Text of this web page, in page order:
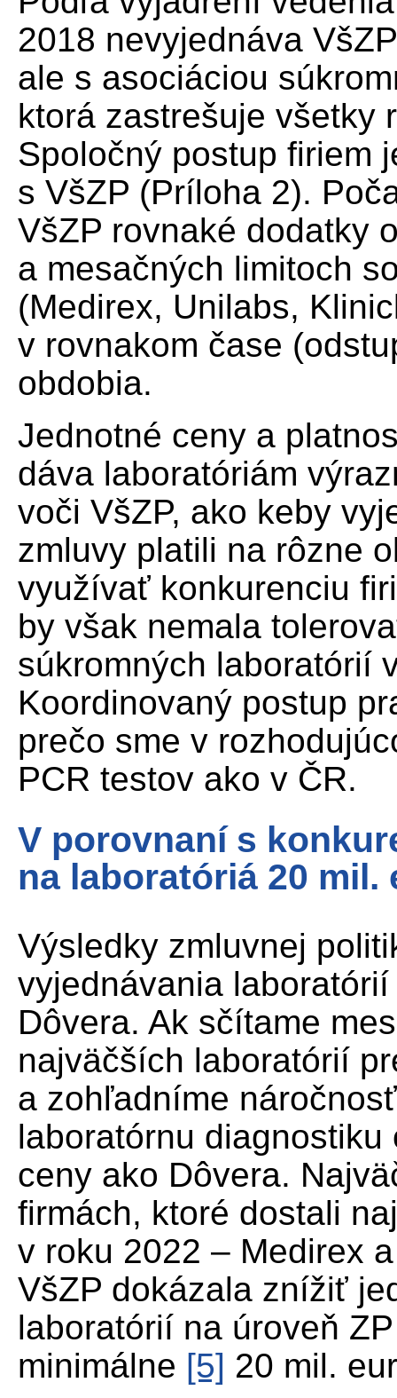
2018 nevyjednáva
ale s asociáciou
ktorá zastrešuje všetky
Spoločný postup firiem
s VšZP (Príloha 2).
VšZP rovnaké dodatky
a mesačných limitoch
(Medirex, Unilabs,
v rovnakom čase
obdobia.
Jednotné ceny a
dáva laboratóriám
voči VšZP, ako keby
zmluvy platili na rôzne
využívať konkurenciu
by však nemala
súkromných laboratórií
Koordinovaný postup
prečo sme v
PCR testov ako v ČR.
V porovnaní s
na laboratóriá 20 mil.
Výsledky zmluvnej
vyjednávania
Dôvera. Ak sčítame
najväčších laboratórií
a zohľadníme
laboratórnu
ceny ako Dôvera.
firmách, ktoré dostali
v roku 2022 – Medirex
VšZP dokázala znížiť
laboratórií na úroveň
minimálne [5] 20 mil.